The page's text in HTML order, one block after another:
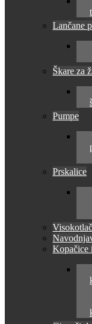
Lančane
Škare za
Pumpe
Prskalice
Kopačice